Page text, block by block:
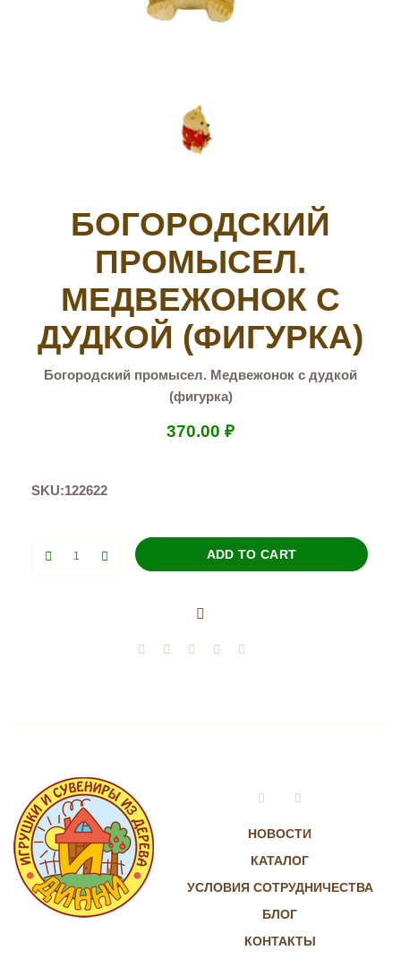
БОГОРОДСКИЙ
ПРОМЫСЕЛ.
МЕДВЕЖОНОК С
ДУДКОЙ (ФИГУРКА)
Богородский промысел. Медвежонок с дудкой
(фигурка)
370.00 ₽
SKU:122622
ADD TO CART
НОВОСТИ
КАТАЛОГ
УСЛОВИЯ СОТРУДНИЧЕСТВА
БЛОГ
КОНТАКТЫ
VkontakteInstagram